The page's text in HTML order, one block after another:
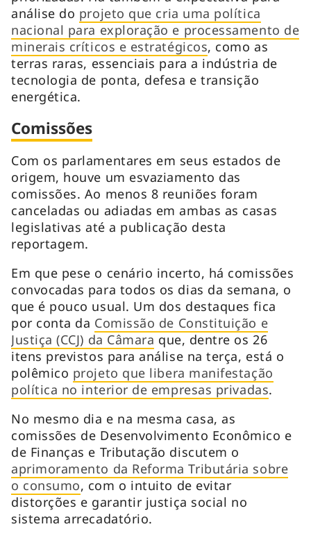
análise do projeto que cria uma política
nacional para exploração e processamento de
minerais críticos e estratégicos, como as
terras raras, essenciais para a indústria de
tecnologia de ponta, defesa e transição
energética.
Comissões
Com os parlamentares em seus estados de
origem, houve um esvaziamento das
comissões. Ao menos 8 reuniões foram
canceladas ou adiadas em ambas as casas
legislativas até a publicação desta
reportagem.
Em que pese o cenário incerto, há comissões
convocadas para todos os dias da semana, o
que é pouco usual. Um dos destaques fica
por conta da Comissão de Constituição e
Justiça (CCJ) da Câmara que, dentre os 26
itens previstos para análise na terça, está o
polêmico projeto que libera manifestação
política no interior de empresas privadas.
No mesmo dia e na mesma casa, as
comissões de Desenvolvimento Econômico e
de Finanças e Tributação discutem o
aprimoramento da Reforma Tributária sobre
o consumo, com o intuito de evitar
distorções e garantir justiça social no
sistema arrecadatório.